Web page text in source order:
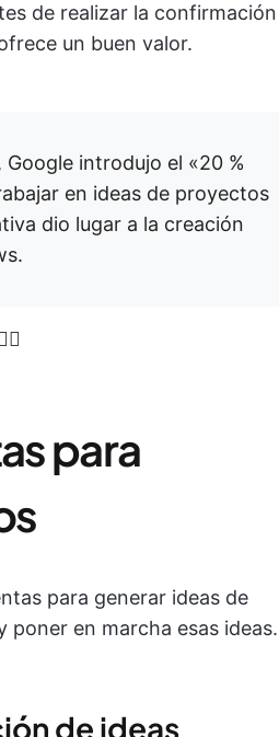
de realizar la confirmación
un buen valor.
introdujo el «20 %
en ideas de proyectos
dio lugar a la creación
para
para generar ideas de
en marcha esas ideas.
de ideas